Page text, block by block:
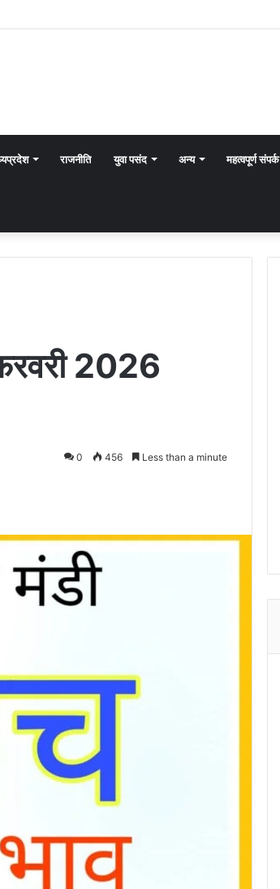
राजनीति युवा पसंद अन्य महत्वपूर्ण संपर्क
2026
0 456 Less than a minute